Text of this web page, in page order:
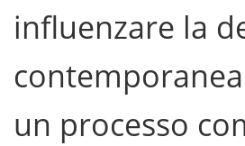
influenzare la
un processo